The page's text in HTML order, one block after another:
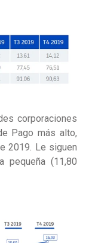
corporaciones
Pago más alto,
2019. Le siguen
pequeña (11,80